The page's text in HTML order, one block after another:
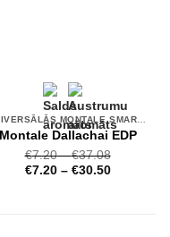
Montale Dallachai EDP
€7.20–€37.08
€7.20– €30.50